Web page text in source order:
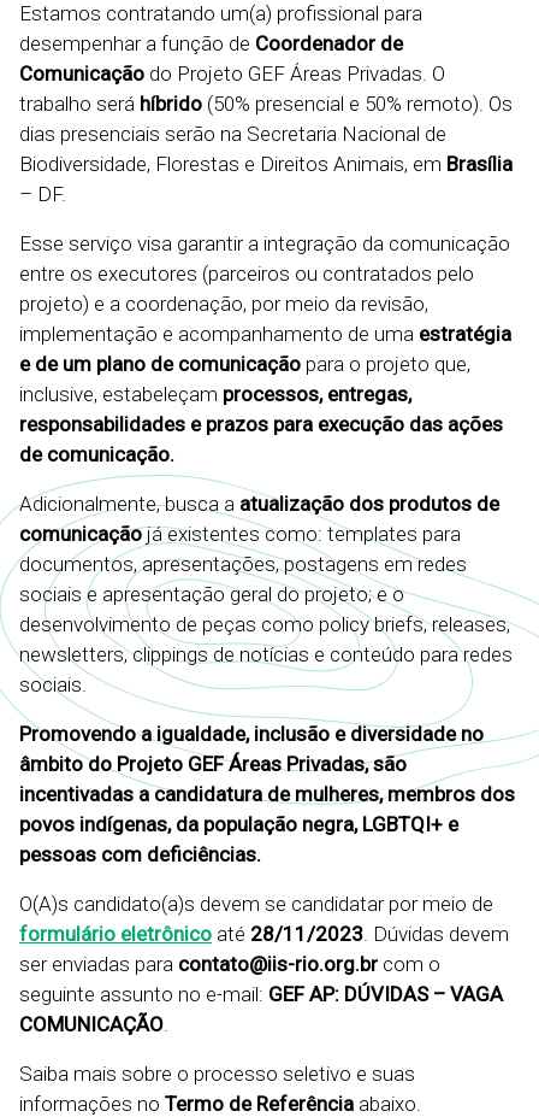
Estamos contratando um(a) profissional para
desempenhar a função de Coordenador de
Comunicação do Projeto GEF Áreas Privadas. O
trabalho será híbrido (50% presencial e 50% remoto). Os
dias presenciais serão na Secretaria Nacional de
Biodiversidade, Florestas e Direitos Animais, em Brasília
– DF.
Esse serviço visa garantir a integração da comunicação
entre os executores (parceiros ou contratados pelo
projeto) e a coordenação, por meio da revisão,
implementação e acompanhamento de uma estratégia
e de um plano de comunicação para o projeto que,
inclusive, estabeleçam processos, entregas,
responsabilidades e prazos para execução das ações
de comunicação.
Adicionalmente, busca a atualização dos produtos de
comunicaçãojá existentes como: templates para
documentos, apresentações, postagens em redes
sociais e apresentação geral do projeto; e o
desenvolvimento de peças como policy briefs, releases,
newsletters, clippings de notícias e conteúdo para redes
sociais.
Promovendo a igualdade, inclusão e diversidade no
âmbito do Projeto GEF Áreas Privadas, são
incentivadas a candidatura de mulheres, membros dos
povos indígenas, da população negra, LGBTQI+ e
pessoas com deficiências.
O(A)s candidato(a)s devem se candidatar por meio de
formulário eletrônico até 28/11/2023. Dúvidas devem
ser enviadas para contato@iis-rio.org.br com o
seguinte assunto no e-mail: GEF AP: DÚVIDAS – VAGA
COMUNICAÇÃO.
Saiba mais sobre o processo seletivo e suas
informações no Termo de Referência abaixo.